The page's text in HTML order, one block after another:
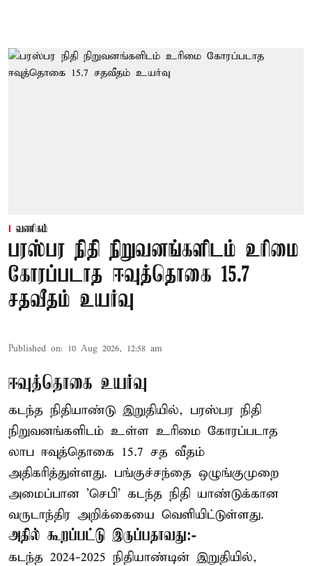
வணிகம்
பரஸ்பர நிதி நிறுவனங்களிடம் உரிமை
கோரப்படாத ஈவுத்தொகை 15.7
சதவீதம் உயர்வு
Published on: 10 Aug 2026, 12:58 am
ஈவுத்தொகை உயர்வு
கடந்த நிதியாண்டு இறுதியில், பரஸ்பர நிதி
நிறுவனங்களிடம் உள்ள உரிமை கோரப்படாத
லாப ஈவுத்தொகை 15.7 சத வீதம்
அதிகரித்துள்ளது. பங்குச்சந்தை ஒழுங்குமுறை
அமைப்பான 'செபி' கடந்த நிதி யாண்டுக்கான
வருடாந்திர அறிக்கையை வெளியிட்டுள்ளது.
அதில் கூறப்பட்டு இருப்பதாவது:-
கடந்த 2024-2025 நிதியாண்டின் இறுதியில்,